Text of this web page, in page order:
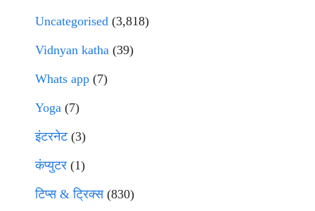
Uncategorised (3,818)
Vidnyan katha (39)
Whats app (7)
Yoga (7)
इंटरनेट(3)
कंप्युटर (1)
टिप्स & ट्रिक्स(830)